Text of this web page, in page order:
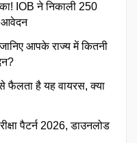
IOB ने निकाली 250
आवेदन
आपके राज्य में कितनी
फैलता है यह वायरस, क्या
पैटर्न 2026, डाउनलोड